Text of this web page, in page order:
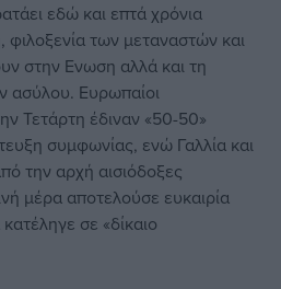
εδώ και επτά χρόνια
φιλοξενία των μεταναστών και
στην Ενωση αλλά και τη
ασύλου. Ευρωπαίοι
Τετάρτη έδιναν «50-50»
συμφωνίας, ενώ Γαλλία και
την αρχή αισιόδοξες
μέρα αποτελούσε ευκαιρία
σε «δίκαιο